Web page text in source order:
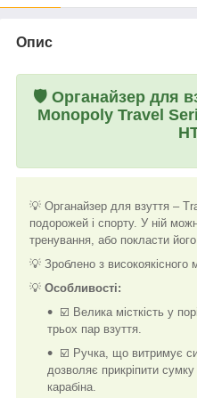
Опис
🛡️ Органайзер для
Monopoly Travel
💡 Органайзер для взуття –
подорожей і спорту. У ній
тренування, або покласти
💡 Зроблено з високоякісного
💡 Особливості:
☑️ Велика місткість у
трьох пар взуття.
☑️ Ручка, що витримує
дозволяє прикріпити
карабіна.